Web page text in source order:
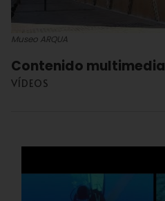
Museo ARQUA
Contenido multimedia
VÍDEOS